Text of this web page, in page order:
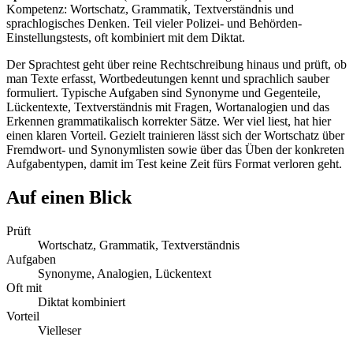
Kompetenz: Wortschatz, Grammatik, Textverständnis und
sprachlogisches Denken. Teil vieler Polizei- und Behörden-
Einstellungstests, oft kombiniert mit dem Diktat.
Der Sprachtest geht über reine Rechtschreibung hinaus und prüft, ob
man Texte erfasst, Wortbedeutungen kennt und sprachlich sauber
formuliert. Typische Aufgaben sind Synonyme und Gegenteile,
Lückentexte, Textverständnis mit Fragen, Wortanalogien und das
Erkennen grammatikalisch korrekter Sätze. Wer viel liest, hat hier
einen klaren Vorteil. Gezielt trainieren lässt sich der Wortschatz über
Fremdwort- und Synonymlisten sowie über das Üben der konkreten
Aufgabentypen, damit im Test keine Zeit fürs Format verloren geht.
Auf einen Blick
Prüft
Wortschatz, Grammatik, Textverständnis
Aufgaben
Synonyme, Analogien, Lückentext
Oft mit
Diktat kombiniert
Vorteil
Vielleser